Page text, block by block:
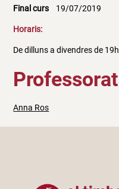
Final curs 19/07/2019
Horaris:
De dilluns a divendres de
Professorat
Anna Ros